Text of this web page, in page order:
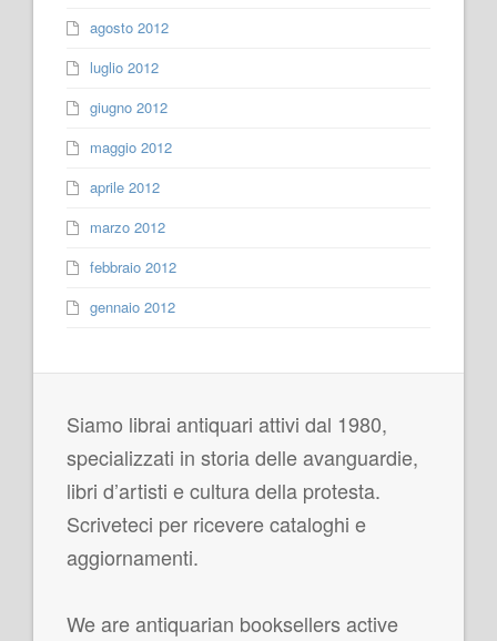
agosto 2012
luglio 2012
giugno 2012
maggio 2012
aprile 2012
marzo 2012
febbraio 2012
gennaio 2012
Siamo librai antiquari attivi dal 1980,
specializzati in storia delle avanguardie,
libri d’artisti e cultura della protesta.
Scriveteci per ricevere cataloghi e
aggiornamenti.
We are antiquarian booksellers active